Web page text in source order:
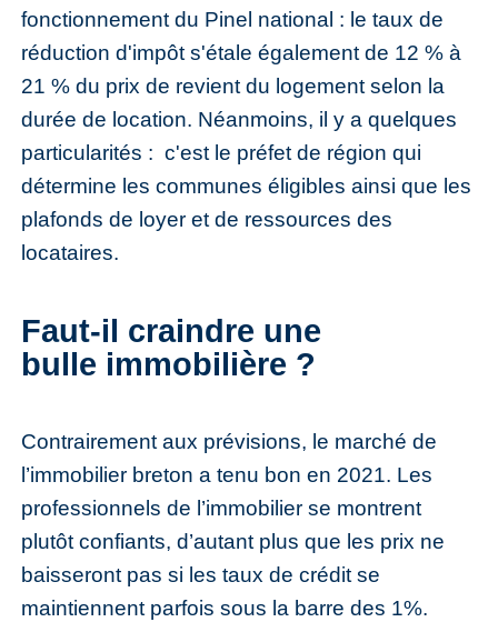
fonctionnement du Pinel national : le taux de
réduction d'impôt s'étale également de 12 % à
21 % du prix de revient du logement selon la
durée de location. Néanmoins, il y a quelques
particularités : c'est le préfet de région qui
détermine les communes éligibles ainsi que les
plafonds de loyer et de ressources des
locataires.
Faut-il craindre une
bulle immobilière ?
Contrairement aux prévisions, le marché de
l’immobilier breton a tenu bon en 2021. Les
professionnels de l’immobilier se montrent
plutôt confiants, d’autant plus que les prix ne
baisseront pas si les taux de crédit se
maintiennent parfois sous la barre des 1%.